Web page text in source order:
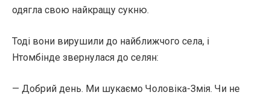
одягла свою найкращу сукню.
Тоді вони вирушили до найближчого села, і
Нтомбінде звернулася до селян:
— Добрий день. Ми шукаємо Чоловіка-Змія. Чи не